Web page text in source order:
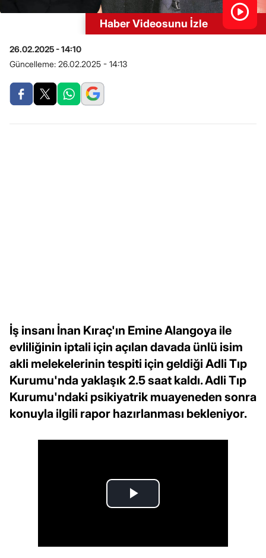
Haber Videosunu İzle
26.02.2025 - 14:10
Güncelleme: 26.02.2025 - 14:13
İş insanı İnan Kıraç'ın Emine Alangoya ile
evliliğinin iptali için açılan davada ünlü isim
akli melekelerinin tespiti için geldiği Adli Tıp
Kurumu'nda yaklaşık 2.5 saat kaldı. Adli Tıp
Kurumu'ndaki psikiyatrik muayeneden sonra
konuyla ilgili rapor hazırlanması bekleniyor.